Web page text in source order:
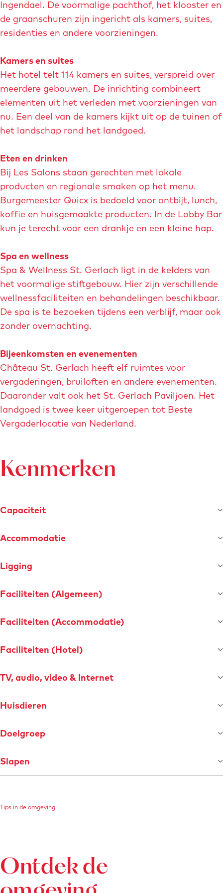
v
e
r
r
o
t
e
a
f
e
e
l
d
i
n
C
h
a
t
e
a
s
t
.
G
e
r
h
p
o
p
p
m
e
t
v
e
g
r
o
t
e
a
b
e
e
l
d
i
g
H
o
t
e
l
m
e
C
â
e
u
t
G
r
a
h
i
m
a
Ingendael. De voormalige pachthof, het klooster en
de graanschuren zijn ingericht als kamers, suites,
residenties en andere voorzieningen.
Kamers en suites
Het hotel telt 114 kamers en suites, verspreid over
meerdere gebouwen. De inrichting combineert
elementen uit het verleden met voorzieningen van
nu. Een deel van de kamers kijkt uit op de tuinen of
het landschap rond het landgoed.
Eten en drinken
Bij Les Salons staan gerechten met lokale
producten en regionale smaken op het menu.
Burgemeester Quicx is bedoeld voor ontbijt, lunch,
koffie en huisgemaakte producten. In de Lobby Bar
kun je terecht voor een drankje en een kleine hap.
Spa en wellness
Spa & Wellness St. Gerlach ligt in de kelders van
het voormalige stiftgebouw. Hier zijn verschillende
wellnessfaciliteiten en behandelingen beschikbaar.
De spa is te bezoeken tijdens een verblijf, maar ook
zonder overnachting.
Bijeenkomsten en evenementen
Château St. Gerlach heeft elf ruimtes voor
vergaderingen, bruiloften en andere evenementen.
Daaronder valt ook het St. Gerlach Paviljoen. Het
landgoed is twee keer uitgeroepen tot Beste
Vergaderlocatie van Nederland.
Kenmerken
Capaciteit
Accommodatie
Ligging
Faciliteiten (Algemeen)
Faciliteiten (Accommodatie)
Faciliteiten (Hotel)
TV, audio, video & Internet
Huisdieren
Doelgroep
Slapen
Ontdek de
Tips in de omgeving